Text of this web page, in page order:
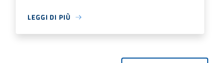
LEGGI DI PIÙ